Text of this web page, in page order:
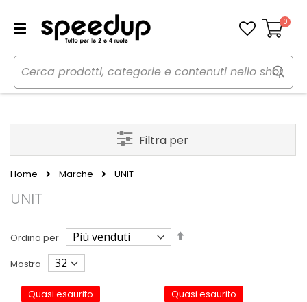
Carrello
0
Home Marche UNIT
UNIT
Ordina per
Imposta
Mostra
Quasi esaurito Quasi esaurito
Filtra per